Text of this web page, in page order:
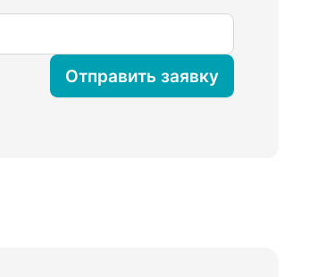
Отправить заявку